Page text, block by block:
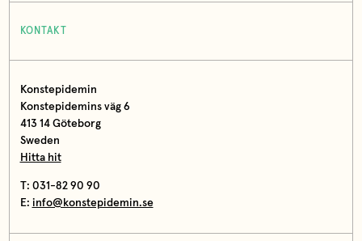
KONTAKT
Konstepidemin
Konstepidemins väg 6
413 14 Göteborg
Sweden
Hitta hit
T: 031-82 90 90
E: info@konstepidemin.se